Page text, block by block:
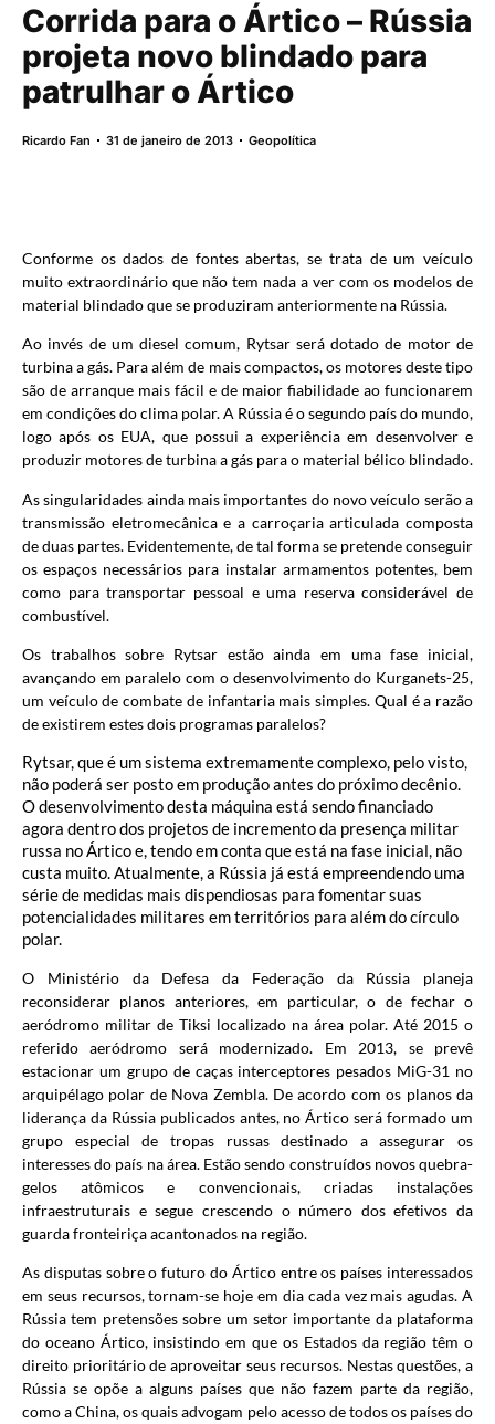
Corrida para o Ártico – Rússia
projeta novo blindado para
patrulhar o Ártico
Ricardo Fan 31 de janeiro de 2013 Geopolítica
Conforme os dados de fontes abertas, se trata de um veículo
muito extraordinário que não tem nada a ver com os modelos de
material blindado que se produziram anteriormente na Rússia.
Ao invés de um diesel comum, Rytsar será dotado de motor de
turbina a gás. Para além de mais compactos, os motores deste tipo
são de arranque mais fácil e de maior fiabilidade ao funcionarem
em condições do clima polar. A Rússia é o segundo país do mundo,
logo após os EUA, que possui a experiência em desenvolver e
produzir motores de turbina a gás para o material bélico blindado.
As singularidades ainda mais importantes do novo veículo serão a
transmissão eletromecânica e a carroçaria articulada composta
de duas partes. Evidentemente, de tal forma se pretende conseguir
os espaços necessários para instalar armamentos potentes, bem
como para transportar pessoal e uma reserva considerável de
combustível.
Os trabalhos sobre Rytsar estão ainda em uma fase inicial,
avançando em paralelo com o desenvolvimento do Kurganets-25,
um veículo de combate de infantaria mais simples. Qual é a razão
de existirem estes dois programas paralelos?
Rytsar, que é um sistema extremamente complexo, pelo visto,
não poderá ser posto em produção antes do próximo decênio.
O desenvolvimento desta máquina está sendo financiado
agora dentro dos projetos de incremento da presença militar
russa no Ártico e, tendo em conta que está na fase inicial, não
custa muito. Atualmente, a Rússia já está empreendendo uma
série de medidas mais dispendiosas para fomentar suas
potencialidades militares em territórios para além do círculo
polar.
O Ministério da Defesa da Federação da Rússia planeja
reconsiderar planos anteriores, em particular, o de fechar o
aeródromo militar de Tiksi localizado na área polar. Até 2015 o
referido aeródromo será modernizado. Em 2013, se prevê
estacionar um grupo de caças interceptores pesados MiG-31 no
arquipélago polar de Nova Zembla. De acordo com os planos da
liderança da Rússia publicados antes, no Ártico será formado um
grupo especial de tropas russas destinado a assegurar os
interesses do país na área. Estão sendo construídos novos quebra-
gelos atômicos e convencionais, criadas instalações
infraestruturais e segue crescendo o número dos efetivos da
guarda fronteiriça acantonados na região.
As disputas sobre o futuro do Ártico entre os países interessados
em seus recursos, tornam-se hoje em dia cada vez mais agudas. A
Rússia tem pretensões sobre um setor importante da plataforma
do oceano Ártico, insistindo em que os Estados da região têm o
direito prioritário de aproveitar seus recursos. Nestas questões, a
Rússia se opõe a alguns países que não fazem parte da região,
como a China, os quais advogam pelo acesso de todos os países do